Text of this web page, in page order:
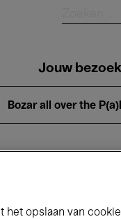
Jouw bezoek
Bozar all over the
het opslaan van